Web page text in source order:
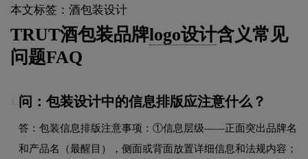
本文标签：酒包装设计
TRUT酒包装品牌logo设计含义常见
问题FAQ
问：包装设计中的信息排版应注意什么？
答：包装信息排版注意事项：①信息层级——正面突出品牌名
和产品名（最醒目），侧面或背面放置详细信息和法规内容；